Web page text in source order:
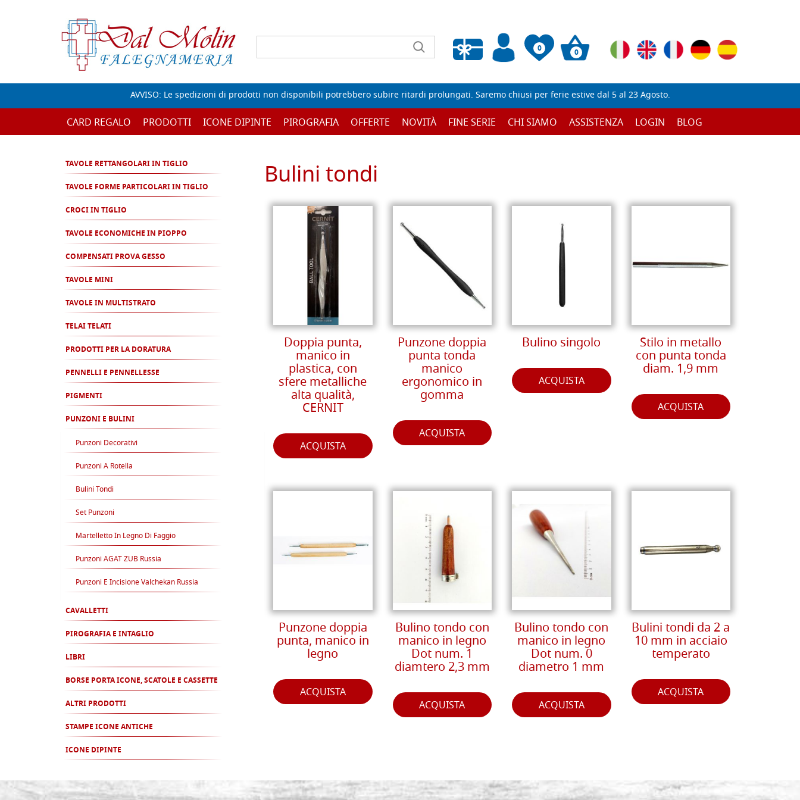
0
Wishlist vuota
0
AVVISO: Le spedizioni di prodotti non disponibili potrebbero subire ritardi prolungati. Saremo chiusi per ferie estive dal 5 al 23 Agosto.
CARD REGALO PRODOTTI ICONE DIPINTE PIROGRAFIA OFFERTE NOVITÀ FINE SERIE CHI SIAMO ASSISTENZA LOGIN BLOG
TAVOLE RETTANGOLARI IN TIGLIO
TAVOLE FORME PARTICOLARI IN TIGLIO
CROCI IN TIGLIO
TAVOLE ECONOMICHE IN PIOPPO
COMPENSATI PROVA GESSO
TAVOLE MINI
TAVOLE IN MULTISTRATO
TELAI TELATI
PRODOTTI PER LA DORATURA
PENNELLI E PENNELLESSE
PIGMENTI
PUNZONI E BULINI
Punzoni Decorativi
Punzoni A Rotella
Bulini Tondi
Set Punzoni
Martelletto In Legno Di Faggio
Punzoni AGAT ZUB Russia
Punzoni E Incisione Valchekan Russia
CAVALLETTI
PIROGRAFIA E INTAGLIO
LIBRI
BORSE PORTA ICONE, SCATOLE E CASSETTE
ALTRI PRODOTTI
STAMPE ICONE ANTICHE
ICONE DIPINTE
Bulini tondi
Doppia punta,
manico in
plastica, con
sfere metalliche
alta qualità,
CERNIT
ACQUISTA
Punzone doppia
punta tonda
manico
ergonomico in
gomma
ACQUISTA
Bulino singolo
ACQUISTA
Stilo in metallo
con punta tonda
diam. 1,9 mm
ACQUISTA
Punzone doppia
punta, manico in
legno
ACQUISTA
Bulino tondo con
manico in legno
Dot num. 1
diamtero 2,3 mm
ACQUISTA
Bulino tondo con
manico in legno
Dot num. 0
diametro 1 mm
ACQUISTA
Bulini tondi da 2 a
10 mm in acciaio
temperato
ACQUISTA